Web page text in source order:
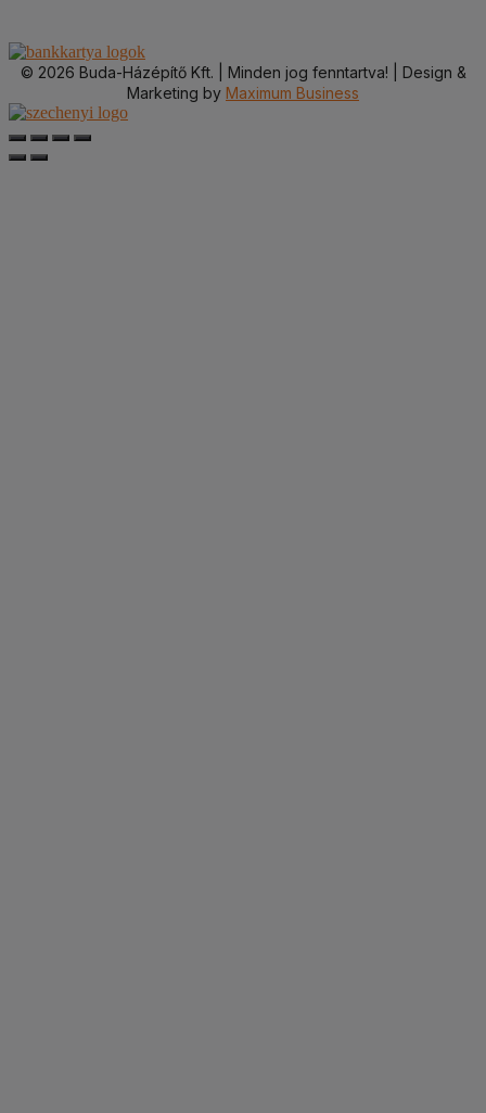
© 2026 Buda-Házépítő Kft. | Minden jog fenntartva! | Design &
Marketing by Maximum Business